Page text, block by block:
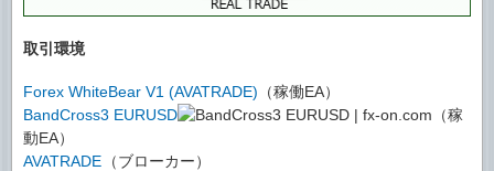
取引環境
Forex WhiteBear V1 (AVATRADE) （稼働EA）
BandCross3 EURUSD
（稼
動EA）
AVATRADE （ブローカー）